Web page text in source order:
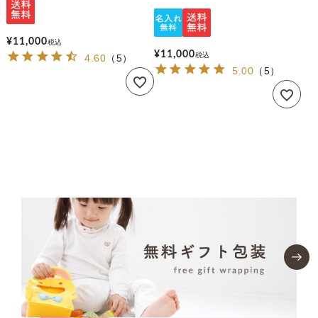
¥11,000税込
4.60 （5） ¥11,000税込
5.00 （5）